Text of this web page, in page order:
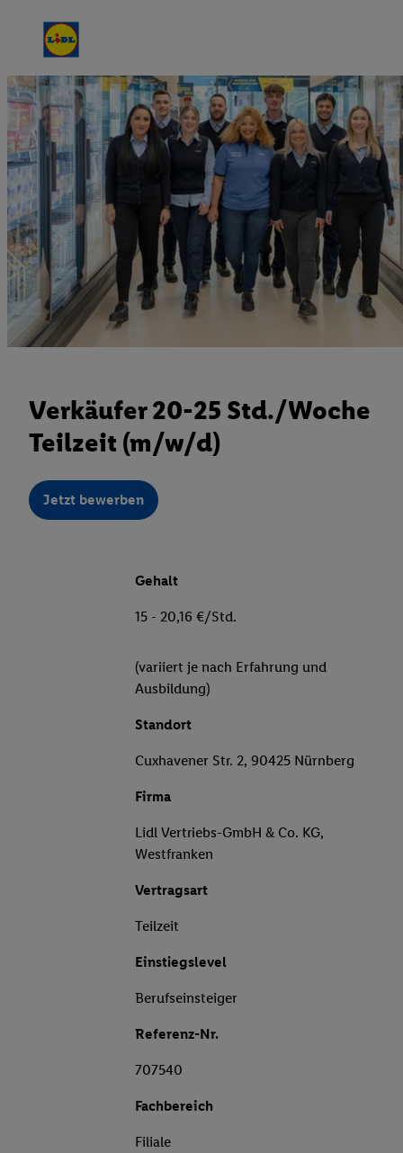
Verkäufer 20-25 Std./Woche
Teilzeit (m/w/d)
Jetzt bewerben
Gehalt
15 - 20,16 €/Std.
(variiert je nach Erfahrung und
Ausbildung)
Standort
Cuxhavener Str. 2, 90425 Nürnberg
Firma
Lidl Vertriebs-GmbH & Co. KG,
Westfranken
Vertragsart
Teilzeit
Einstiegslevel
Berufseinsteiger
Referenz-Nr.
707540
Fachbereich
Filiale